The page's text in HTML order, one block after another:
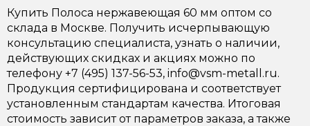
Купить Полоса нержавеющая 60 мм оптом со
склада в Москве. Получить исчерпывающую
консультацию специалиста, узнать о наличии,
действующих скидках и акциях можно по
телефону +7 (495) 137-56-53, info@vsm-metall.ru.
Продукция сертифицирована и соответствует
установленным стандартам качества. Итоговая
стоимость зависит от параметров заказа, а также